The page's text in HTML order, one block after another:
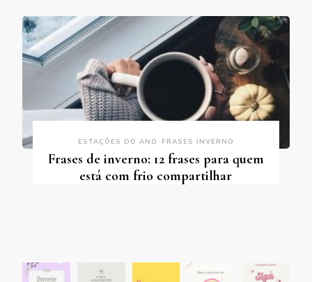
ESTAÇÕES DO ANO FRASES INVERNO
Frases de inverno: 12 frases para quem
está com frio compartilhar